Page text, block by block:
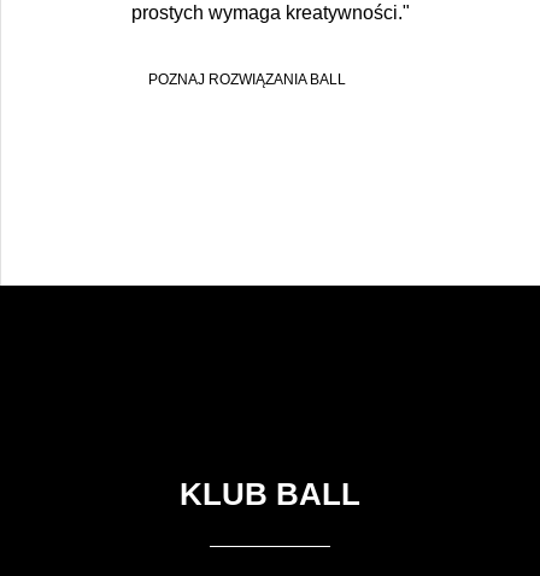
prostych wymaga kreatywności."
POZNAJ ROZWIĄZANIA BALL
KLUB BALL